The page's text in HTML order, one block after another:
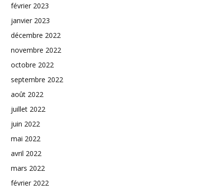
février 2023
janvier 2023
décembre 2022
novembre 2022
octobre 2022
septembre 2022
août 2022
juillet 2022
juin 2022
mai 2022
avril 2022
mars 2022
février 2022